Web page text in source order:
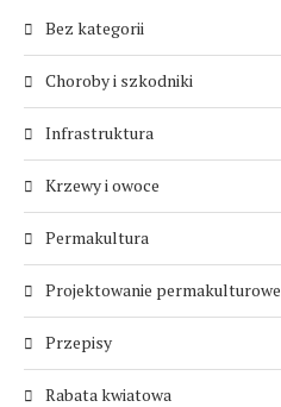
Bez kategorii
Choroby i szkodniki
Infrastruktura
Krzewy i owoce
Permakultura
Projektowanie permakulturowe
Przepisy
Rabata kwiatowa